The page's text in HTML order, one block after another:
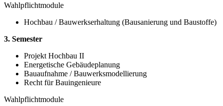
Wahlpflichtmodule
Hochbau / Bauwerkserhaltung (Bausanierung und Baustoffe)
3. Semester
Projekt Hochbau II
Energetische Gebäudeplanung
Bauaufnahme / Bauwerksmodellierung
Recht für Bauingenieure
Wahlpflichtmodule